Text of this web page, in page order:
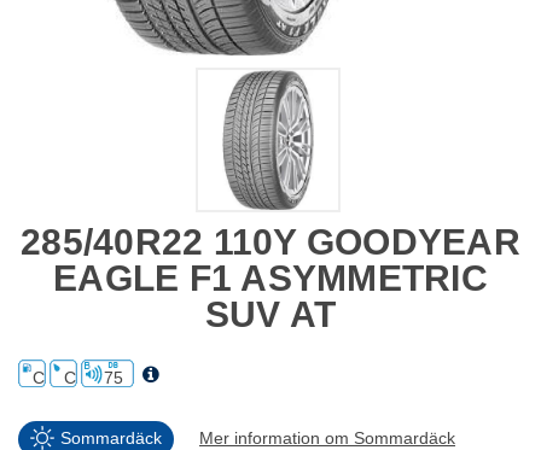
285/40R22 110Y GOODYEAR
EAGLE F1 ASYMMETRIC
SUV AT
C C 75
Sommardäck Mer information om Sommardäck